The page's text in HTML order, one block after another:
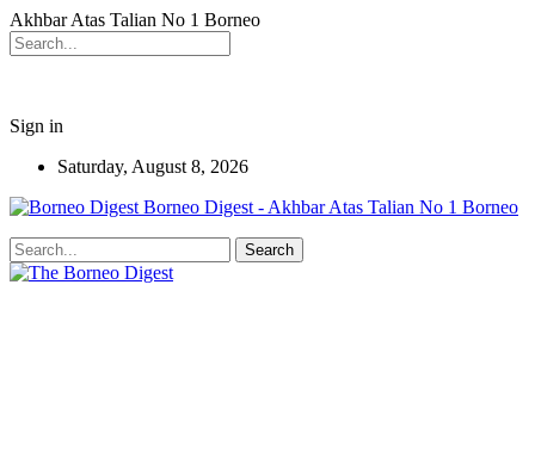
Akhbar Atas Talian No 1 Borneo
Sign in
Saturday, August 8, 2026
Borneo Digest - Akhbar Atas Talian No 1 Borneo